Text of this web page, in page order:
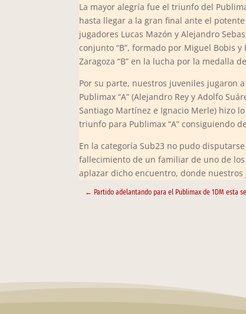
La mayor alegría fue el triunfo del
hasta llegar a la gran final ante el
jugadores Lucas Mazón y Alejandro
conjunto “B”, formado por Miguel Bobis
Zaragoza “B” en la lucha por la medalla
Por su parte, nuestros juveniles jugaron
Publimax “A” (Alejandro Rey y Adolfo
Santiago Martínez e Ignacio Merle) hizo
triunfo para Publimax “A” consiguiendo
En la categoría Sub23 no pudo
fallecimiento de un familiar de uno de
aplazar dicho encuentro, donde
← Partido adelantando para el Publimax de 1DM esta